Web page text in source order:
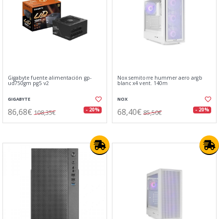
Gigabyte fuente alimentación gp-
ud750gm pg5 v2
GIGABYTE
86,68€ 108,35€ - 20%
Nox semitorre hummer aero argb
blanc x4 vent. 140m
NOX
68,40€ 85,50€ - 20%